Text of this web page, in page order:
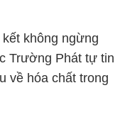
không ngừng
Trường Phát tự tin
về hóa chất trong